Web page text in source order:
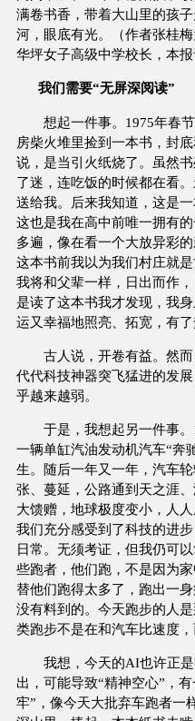
满卷书香，带着大山里的孩
河，眼底有光。（作者张桂
华坪女子高级中学校长，本报
我们需要“无屏深阅读”
想起一件事。1975年春节
房柴火堆里捡到一本书，封
说，是当引火纸烧了。虽然
了迷，连吃饭的时候都在看
送给我。后来我知道，这是
这也是我在高中前唯一拥有
多遍，像在看一个大放异彩
这本书前我以为我们村庄就
我将和父辈一样，日出而作
是读了这本书我才发现，我
运又幸福地照亮、拓宽，有了
古人说，开卷有益。然而
代代科技神器突飞猛进的发
乎越来越弱。
于是，我想起另一件事。
一辆单缸汽油发动机汽车“奔
生。随后一年又一年，汽车
张、蔓延，公路通到天之涯
大馈赠，地球极度变小，人
我们充分感受到了科技的进
日常。无须考证，但我仍可
些跑者，他们跑，不是因为
替他们跑得太多了，跑出一
没有料到的。今天跑步的人
类跑步不是在和汽车比速度，
我想，今天的AI也许正是
出，可能导致“精神空心”，
牢”，像今天大批弃车跑者一